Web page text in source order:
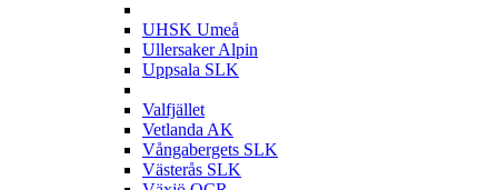
UHSK Umeå
Ullersaker Alpin
Uppsala SLK
Valfjället
Vetlanda AK
Vångabergets SLK
Västerås SLK